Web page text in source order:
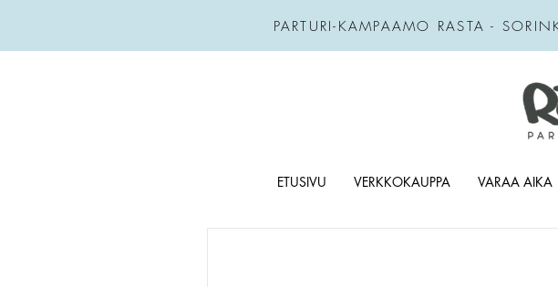
PARTURI-KAMPAAMO RASTA -
ETUSIVU VERKKOKAUPPA VARAA AIKA